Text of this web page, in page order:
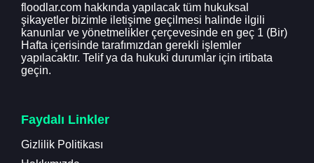
floodlar.com hakkında yapılacak tüm hukuksal
şikayetler bizimle iletişime geçilmesi halinde ilgili
kanunlar ve yönetmelikler çerçevesinde en geç 1 (Bir)
Hafta içerisinde tarafımızdan gerekli işlemler
yapılacaktır. Telif ya da hukuki durumlar için irtibata
geçin.
Faydalı Linkler
Gizlilik Politikası